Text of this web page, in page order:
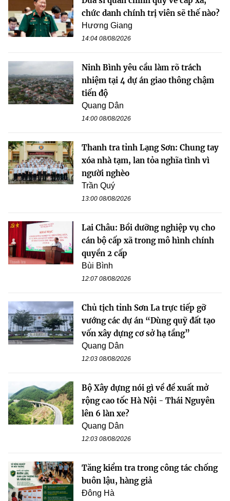
chức danh chính trị viên sẽ thế nào?
Hương Giang
14:04 08/08/2026
Ninh Bình yêu cầu làm rõ trách
nhiệm tại 4 dự án giao thông chậm
tiến độ
Quang Dân
14:00 08/08/2026
Thanh tra tỉnh Lạng Sơn: Chung tay
xóa nhà tạm, lan tỏa nghĩa tình vì
người nghèo
Trần Quý
13:00 08/08/2026
Lai Châu: Bồi dưỡng nghiệp vụ cho
cán bộ cấp xã trong mô hình chính
quyền 2 cấp
Bùi Bình
12:07 08/08/2026
Chủ tịch tỉnh Sơn La trực tiếp gỡ
vướng các dự án “Dùng quỹ đất tạo
vốn xây dựng cơ sở hạ tầng”
Quang Dân
12:03 08/08/2026
Bộ Xây dựng nói gì về đề xuất mở
rộng cao tốc Hà Nội - Thái Nguyên
lên 6 làn xe?
Quang Dân
12:03 08/08/2026
Tăng kiểm tra trong công tác chống
buôn lậu, hàng giả
Đông Hà